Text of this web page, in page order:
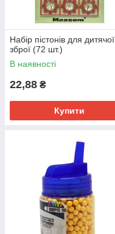
Набір пістонів для дитячої
зброї (72 шт.)
В наявності
22,88 ₴
Купити